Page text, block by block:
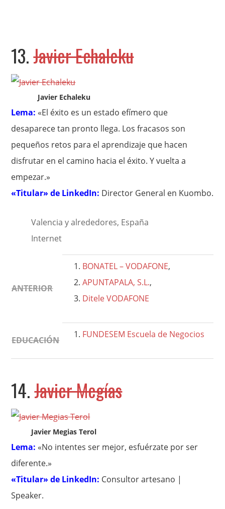
13.Javier Echaleku
Javier Echaleku
Lema: «El éxito es un estado efímero que
desaparece tan pronto llega. Los fracasos son
pequeños retos para el aprendizaje que hacen
disfrutar en el camino hacia el éxito. Y vuelta a
empezar.»
«Titular» de LinkedIn: Director General en Kuombo.
Valencia y alrededores, España
Internet
ANTERIOR
BONATEL – VODAFONE,
APUNTAPALA, S.L.,
Ditele VODAFONE
EDUCACIÓN
FUNDESEM Escuela de Negocios
14.Javier Megías
Javier Megias Terol
Lema: «No intentes ser mejor, esfuérzate por ser
diferente.»
«Titular» de LinkedIn: Consultor artesano |
Speaker.